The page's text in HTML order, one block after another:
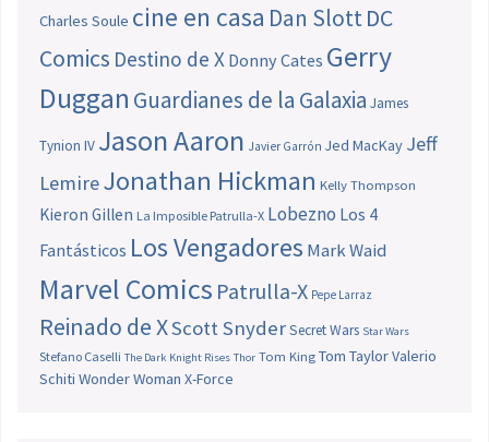
Charles Soule cine en casa Dan SlottDC
Comics Destino de X Donny Cates Gerry
Duggan Guardianes de la Galaxia James
Tynion IV Jason Aaron Javier Garrón Jed MacKay Jeff
LemireJonathan Hickman Kelly Thompson
Kieron Gillen La Imposible Patrulla-X Lobezno Los 4
Fantásticos Los Vengadores Mark Waid
Marvel Comics Patrulla-X Pepe Larraz
Reinado de XScott SnyderSecret Wars Star Wars
Stefano Caselli The Dark Knight Rises Thor Tom King Tom TaylorValerio
Schiti Wonder Woman X-Force